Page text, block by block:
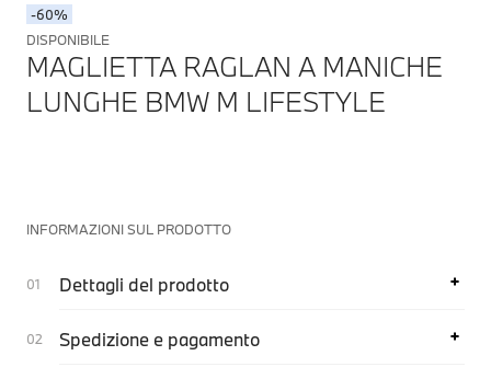
-60%
DISPONIBILE
MAGLIETTA RAGLAN A MANICHE
LUNGHE BMW M LIFESTYLE
INFORMAZIONI SUL PRODOTTO
Dettagli del prodotto
Spedizione e pagamento